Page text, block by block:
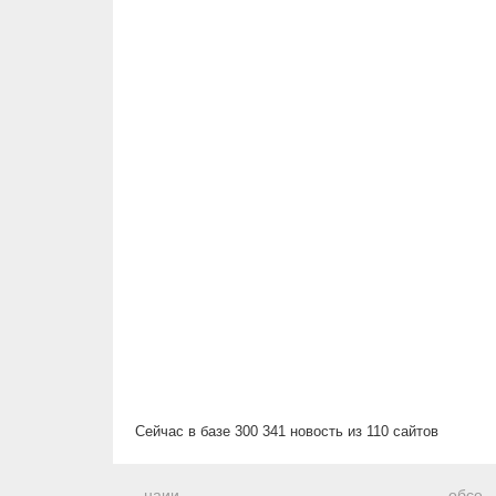
Сейчас в базе 300 341 новость из 110 сайтов